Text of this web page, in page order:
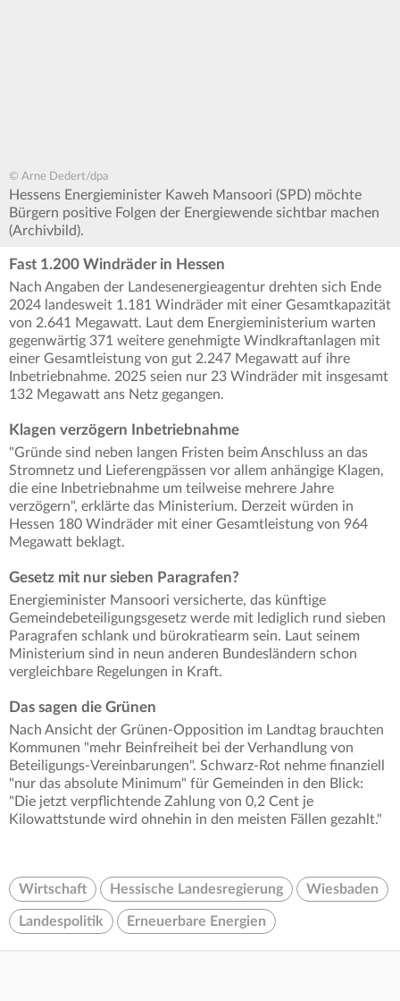
© Arne Dedert/dpa
Hessens Energieminister Kaweh Mansoori (SPD) möchte
Bürgern positive Folgen der Energiewende sichtbar machen
(Archivbild).
Fast 1.200 Windräder in Hessen
Nach Angaben der Landesenergieagentur drehten sich Ende
2024 landesweit 1.181 Windräder mit einer Gesamtkapazität
von 2.641 Megawatt. Laut dem Energieministerium warten
gegenwärtig 371 weitere genehmigte Windkraftanlagen mit
einer Gesamtleistung von gut 2.247 Megawatt auf ihre
Inbetriebnahme. 2025 seien nur 23 Windräder mit insgesamt
132 Megawatt ans Netz gegangen.
Klagen verzögern Inbetriebnahme
"Gründe sind neben langen Fristen beim Anschluss an das
Stromnetz und Lieferengpässen vor allem anhängige Klagen,
die eine Inbetriebnahme um teilweise mehrere Jahre
verzögern", erklärte das Ministerium. Derzeit würden in
Hessen 180 Windräder mit einer Gesamtleistung von 964
Megawatt beklagt.
Gesetz mit nur sieben Paragrafen?
Energieminister Mansoori versicherte, das künftige
Gemeindebeteiligungsgesetz werde mit lediglich rund sieben
Paragrafen schlank und bürokratiearm sein. Laut seinem
Ministerium sind in neun anderen Bundesländern schon
vergleichbare Regelungen in Kraft.
Das sagen die Grünen
Nach Ansicht der Grünen-Opposition im Landtag brauchten
Kommunen "mehr Beinfreiheit bei der Verhandlung von
Beteiligungs-Vereinbarungen". Schwarz-Rot nehme finanziell
"nur das absolute Minimum" für Gemeinden in den Blick:
"Die jetzt verpflichtende Zahlung von 0,2 Cent je
Kilowattstunde wird ohnehin in den meisten Fällen gezahlt."
Wirtschaft Hessische Landesregierung Wiesbaden
Landespolitik Erneuerbare Energien